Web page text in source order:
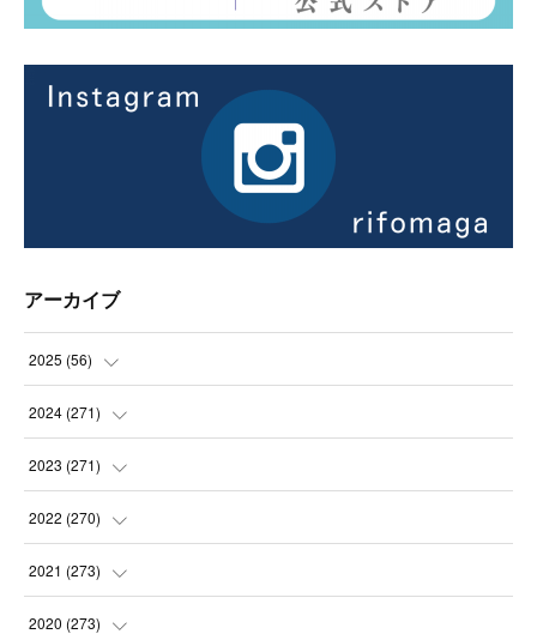
アーカイブ
2025 (56)
(14
(21
(21
2024 (271)
(21
(22
(23
(22
2023 (271)
(22
(23
(23
2022 (270)
(23
(23
2021 (273)
(24
2020 (273)